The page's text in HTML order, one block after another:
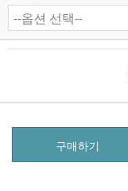
구매하기